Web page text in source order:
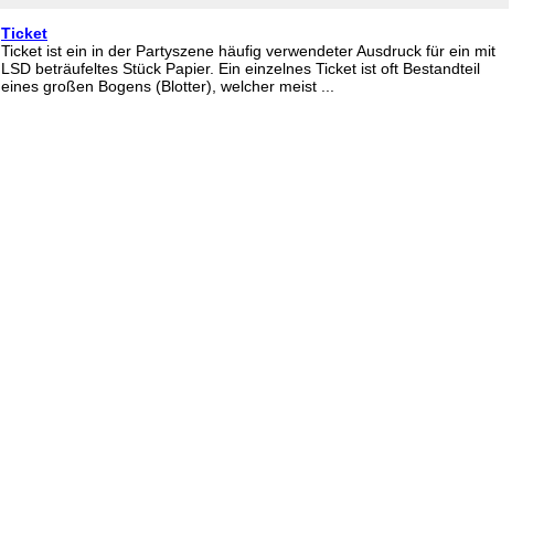
Ticket
Ticket ist ein in der Partyszene häufig verwendeter Ausdruck für ein mit
LSD beträufeltes Stück Papier. Ein einzelnes Ticket ist oft Bestandteil
eines großen Bogens (Blotter), welcher meist ...